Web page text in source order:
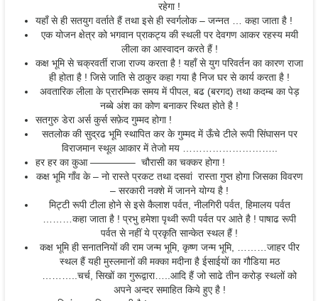
रहेगा !
यहाँ से ही सतयुग वर्ताते हैं तथा इसे ही स्वर्गलोक – जन्नत … कहा जाता है !
एक योजन क्षेत्र को भगवान प्राकट्य की स्थली पर देवगण आकर रहस्य मयी
लीला का आस्वादन करते हैं !
कक्ष भूमि से चक्रवर्ती राजा राज्य करता है ! यहाँ से युग परिवर्तन का कारण राजा
ही होता है ! जिसे जाति से ठाकुर कहा गया है निज घर से कार्य करता है !
अवतारिक लीला के प्रारम्भिक समय में पीपल, बढ (बरगद) तथा कदम्ब का पेड़
नब्बे अंश का कोण बनाकर स्थित होते है !
सतगुरु डेरा अर्स कुर्स सफ़ेद गुम्मद होगा !
सतलोक की सुद्रढ भूमि स्थापित कर के गुम्मद में ऊँचे टीले रूपी सिंघासन पर
विराजमान स्थूल आकार में तेजो मय ………………………..
हर हर का कुआ ————– चौरासी का चक्कर होगा !
कक्ष भूमि गाँव के – नो रास्ते प्रकट तथा दसवां रास्ता गुप्त होगा जिसका विवरण
– सरकारी नक्शे में जानने योग्य है !
मिट्टी रूपी टीला होने से इसे कैलाश पर्वत, नीलगिरी पर्वत, हिमालय पर्वत
………कहा जाता है ! प्रभु हमेशा पृथ्वी रूपी पर्वत पर आते है ! पाषाढ रूपी
पर्वत से नहीं ये प्रकृति सान्केत स्थल हैं !
कक्ष भूमि ही सनातनियों की राम जन्म भूमि, कृष्ण जन्म भूमि, ………जाहर पीर
स्थल हैं यही मुस्लमानों की मक्का मदीना है ईसाईयों का गौडिया मठ
………..चर्च, सिखों का गुरूद्वारा…..आदि हैं जो साढे तीन करोड़ स्थलों को
अपने अन्दर समाहित किये हुए है !